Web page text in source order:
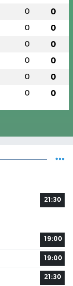
0 0
0 0
0 0
0 0
0 0
0 0
21:30
19:00
19:00
21:30